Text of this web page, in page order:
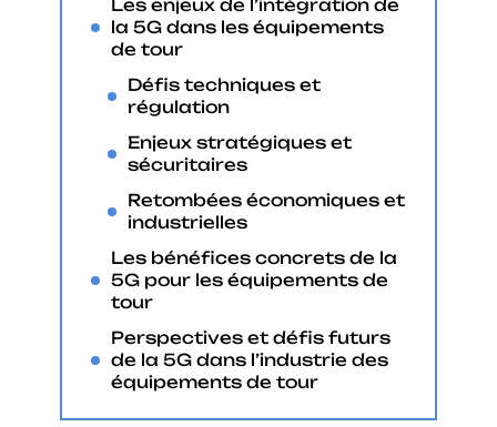
Les enjeux de l’intégration de
la 5G dans les équipements
de tour
Défis techniques et
régulation
Enjeux stratégiques et
sécuritaires
Retombées économiques et
industrielles
Les bénéfices concrets de la
5G pour les équipements de
tour
Perspectives et défis futurs
de la 5G dans l’industrie des
équipements de tour